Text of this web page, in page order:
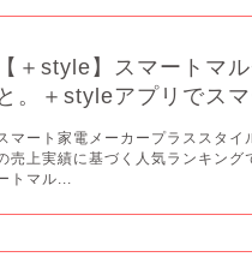
【＋style】スマートマ
と。＋styleアプリでス
マート家電メーカープラススタ
売上実績に基づく人気ランキング
トマル...